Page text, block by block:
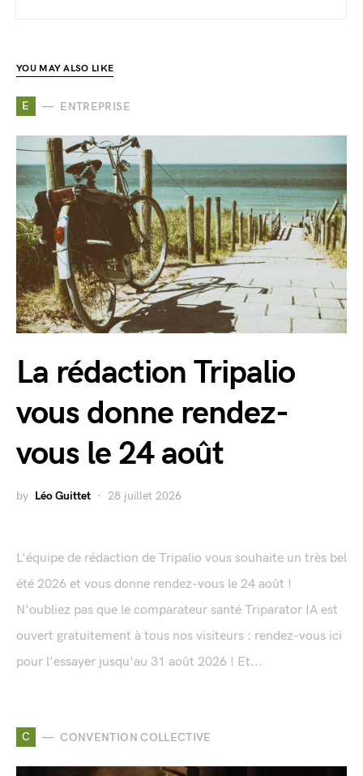
YOU MAY ALSO LIKE
E ENTREPRISE
La rédaction Tripalio
vous donne rendez-
vous le 24 août
by Léo Guittet 28 juillet 2026
L'équipe de rédaction de Tripalio vous souhaite un très bel
été 2026 et vous donne rendez-vous le 24 août !
N'oubliez pas que le comparateur santé Triparator IA est
ouvert gratuitement à tous nos visiteurs : rendez-vous ici
pour l'essayer jusqu'au 31 août 2026 ! Et...
C CONVENTION COLLECTIVE